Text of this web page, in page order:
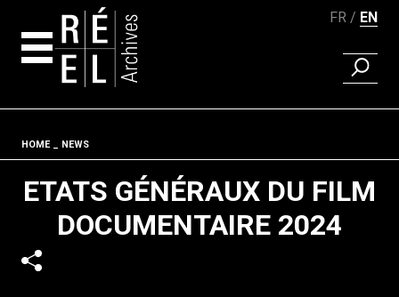
FR EN
FIND A
Fil d'ariane
HOME NEWS
ETATS GÉNÉRAUX DU FILM
DOCUMENTAIRE 2024